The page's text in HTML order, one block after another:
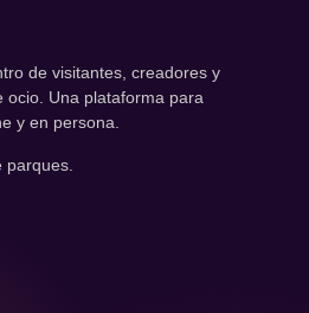
de visitantes, creadores y
ocio. Una plataforma para
y en persona.
parques.